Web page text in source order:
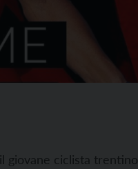
il giovane ciclista trentino